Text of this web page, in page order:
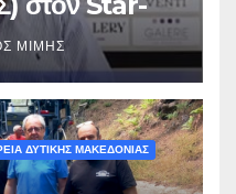
έγινε
Σας
το Σάββατο
!» –
ΜΊΜΗΣ
ΔΥΤΙΚΗΣ ΜΑΚΕΔΟΝΙΑΣ